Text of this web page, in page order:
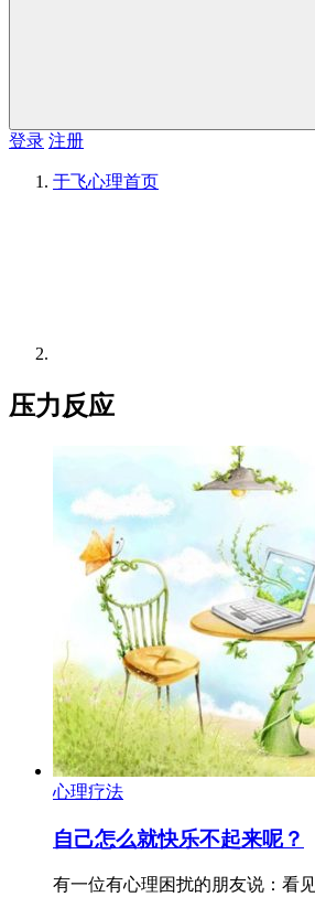
登录 注册
于飞心理首页
压力反应
心理疗法
自己怎么就快乐不起来呢？
有一位有心理困扰的朋友说：看